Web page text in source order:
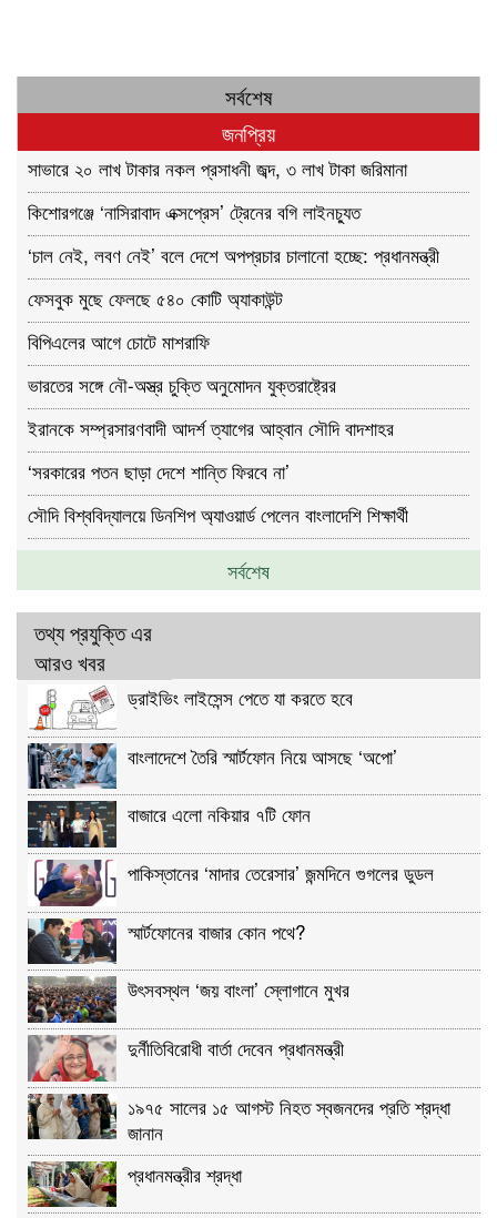
সর্বশেষ
জনপ্রিয়
সাভারে ২০ লাখ টাকার নকল প্রসাধনী জব্দ, ৩ লাখ টাকা জরিমানা
কিশোরগঞ্জে ‘নাসিরাবাদ এক্সপ্রেস’ ট্রেনের বগি লাইনচ্যুত
‘চাল নেই, লবণ নেই’ বলে দেশে অপপ্রচার চালানো হচ্ছে: প্রধানমন্ত্রী
ফেসবুক মুছে ফেলছে ৫৪০ কোটি অ্যাকাউন্ট
বিপিএলের আগে চোটে মাশরাফি
ভারতের সঙ্গে নৌ-অস্ত্র চুক্তি অনুমোদন যুক্তরাষ্ট্রের
ইরানকে সম্প্রসারণবাদী আদর্শ ত্যাগের আহ্বান সৌদি বাদশাহর
‘সরকারের পতন ছাড়া দেশে শা‌ন্তি ফিরবে না’
সৌদি বিশ্ববিদ্যালয়ে ডিনশিপ অ্যাওয়ার্ড পেলেন বাংলাদেশি শিক্ষার্থী
সর্বশেষ
তথ্য প্রযুক্তি এর
আরও খবর
ড্রাইভিং লাইসেন্স পেতে যা করতে হবে
বাংলাদেশে তৈরি স্মার্টফোন নিয়ে আসছে ‘অপো’
বাজারে এলো নকিয়ার ৭টি ফোন
পাকিস্তানের ‘মাদার তেরেসার’ জন্মদিনে গুগলের ডুডল
স্মার্টফোনের বাজার কোন পথে?
উৎসবস্থল ‘জয় বাংলা’ স্লোগানে মুখর
দুর্নীতিবিরোধী বার্তা দেবেন প্রধানমন্ত্রী
১৯৭৫ সালের ১৫ আগস্ট নিহত স্বজনদের প্রতি শ্রদ্ধা
জানান
প্রধানমন্ত্রীর শ্রদ্ধা